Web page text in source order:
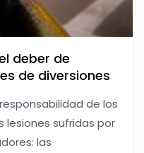
deber de
de diversiones
de los
lesiones sufridas por
las